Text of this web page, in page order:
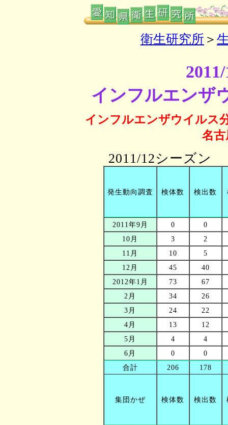
衛生研究所 ＞
インフルエンザ
インフルエンザウイルス
名
2011/12シーズン
発生動向調査 検体数 検出数
2011年9月 0
0
10月
3
2
11月
10
5
12月
45
40
2012年1月
73
67
2月
34
26
3月
24
22
4月
13
12
5月
4
4
6月
0
0
合計
206 178
集団かぜ 検体数 検出数